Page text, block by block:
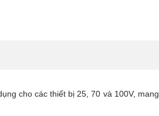
cho các thiết bị 25, 70 và 100V, mang